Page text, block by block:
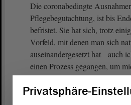
Die coronabedingte
Pflegebegutachtung, ist bis
befristet. Sie hat sich, trotz
Vorfeld, mit denen man sich
auseinandergesetzt hat auch
einen Prozess gegangen, um
machen , bewährt. Die
Medizinischen Dienstes hat
Privatsphäre-